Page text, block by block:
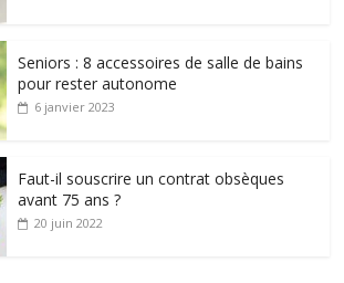
Seniors : 8 accessoires de salle de bains
pour rester autonome
6 janvier 2023
Faut-il souscrire un contrat obsèques
avant 75 ans ?
20 juin 2022